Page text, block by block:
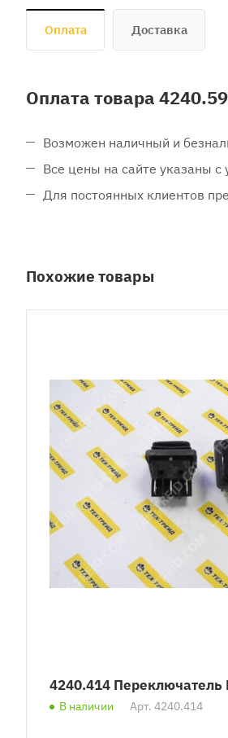
Оплата Доставка
Оплата товара
Возможен наличный и
Все цены на сайте указаны
Для постоянных клиентов
Похожие товары
4240.414 Переключатель
В наличии Арт. 4240.414